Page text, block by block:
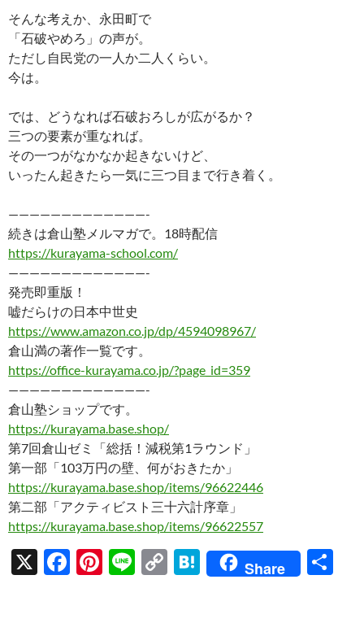
そんな考えか、永田町で
「石破やめろ」の声が。
ただし自民党の一人か二人くらい。
今は。
では、どうなれば石破おろしが広がるか？
三つの要素が重なれば。
その一つがなかなか起きないけど、
いったん起きたら一気に三つ目まで行き着く。
—————————————-
続きは倉山塾メルマガで。18時配信
https://kurayama-school.com/
—————————————-
発売即重版！
嘘だらけの日本中世史
https://www.amazon.co.jp/dp/4594098967/
倉山満の著作一覧です。
https://office-kurayama.co.jp/?page_id=359
—————————————-
倉山塾ショップです。
https://kurayama.base.shop/
第7回倉山ゼミ「総括！減税第1ラウンド」
第一部「103万円の壁、何がおきたか」
https://kurayama.base.shop/items/96622446
第二部「アクティビスト三十六計序章」
https://kurayama.base.shop/items/96622557
X
F
Pi Li
C
H
Share